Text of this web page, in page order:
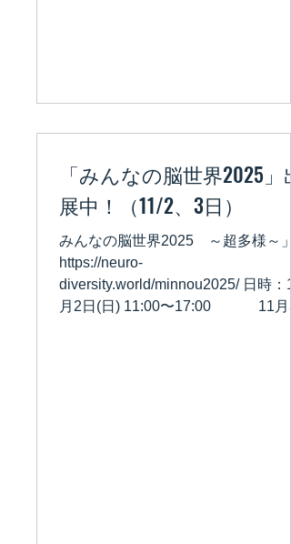
「みんなの脳世界2025」出
展中！（11/2、3日）
みんなの脳世界2025 ～超多様～」
https://neuro-
diversity.world/minnou2025/ 日時：11
月2日(日) 11:00〜17:00 11月3